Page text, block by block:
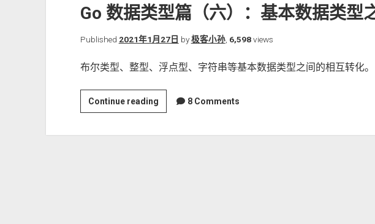
Go 数据类型篇（六）：基本数据类型
Published 2021年1月27日 by极客小孙, 6,598views
布尔类型、整型、浮点型、字符串等基本数据类型之间的相互转化。
Continue readingGo
数
8 Comments